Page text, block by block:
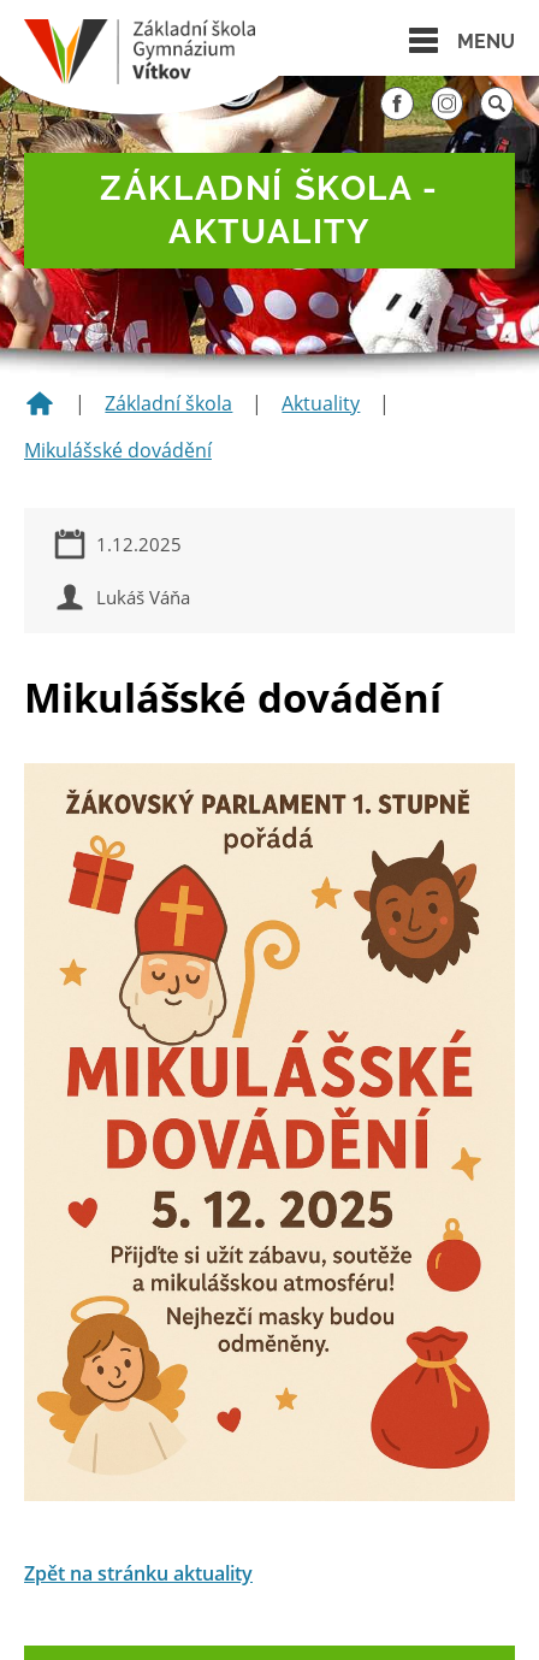
MENU
ZÁKLADNÍ ŠKOLA -
AKTUALITY
| Základní škola | Aktuality
|
Mikulášské dovádění
1.12.2025
Lukáš Váňa
Mikulášské dovádění
Zpět na stránku aktuality